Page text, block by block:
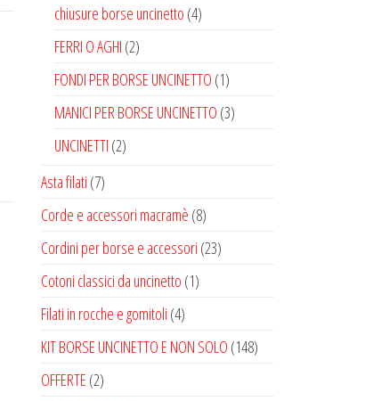
chiusure borse uncinetto (4)
FERRI O AGHI (2)
FONDI PER BORSE UNCINETTO (1)
MANICI PER BORSE UNCINETTO (3)
UNCINETTI (2)
Asta filati (7)
Corde e accessori macramè (8)
Cordini per borse e accessori (23)
Cotoni classici da uncinetto (1)
Filati in rocche e gomitoli (4)
KIT BORSE UNCINETTO E NON SOLO (148)
OFFERTE (2)